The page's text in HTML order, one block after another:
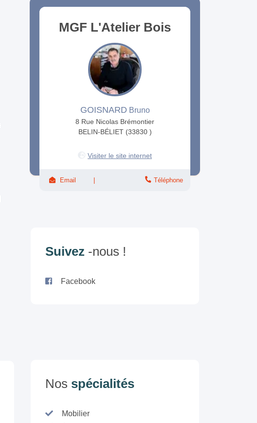
MGF L'Atelier Bois
GOISNARD Bruno
8 Rue Nicolas Brémontier
BELIN-BÉLIET (33830 )
Visiter le site internet
Email Téléphone
Suivez -nous !
Facebook
Nos spécialités
Mobilier